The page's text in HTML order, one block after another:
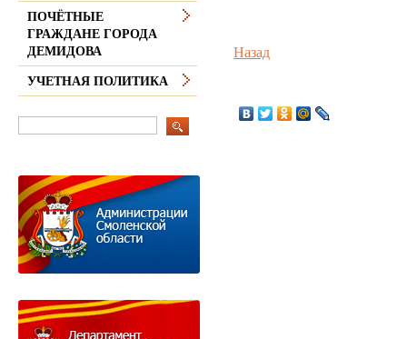
Назад
ПОЧЁТНЫЕ
ГРАЖДАНЕ ГОРОДА
ДЕМИДОВА
УЧЕТНАЯ ПОЛИТИКА